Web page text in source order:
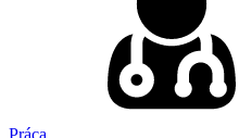
Práca